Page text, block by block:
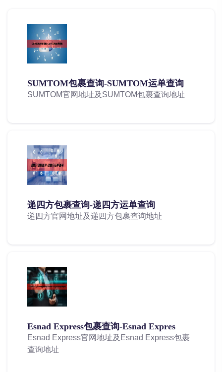
SUMTOM包裹查询-SUMTOM运单查询
SUMTOM官网地址及SUMTOM包裹查询地址
递四方包裹查询-递四方运单查询
递四方官网地址及递四方包裹查询地址
Esnad Express包裹查询-Esnad Expres
Esnad Express官网地址及Esnad Express包裹
查询地址